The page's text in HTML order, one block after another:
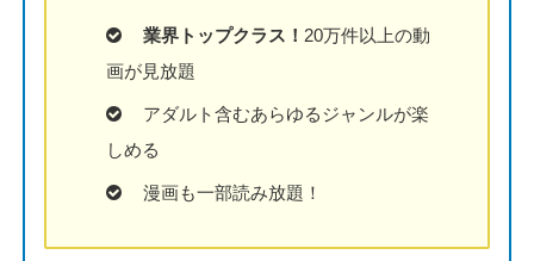
業界トップクラス！ 20万件以上の動
画が見放題
アダルト含むあらゆるジャンルが楽
しめる
漫画も一部読み放題！